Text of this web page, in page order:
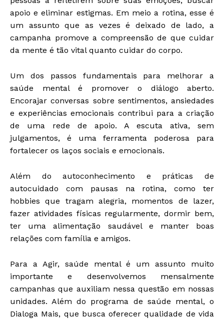
apoio e eliminar estigmas. Em meio a rotina, esse é
um assunto que as vezes é deixado de lado, a
campanha promove a compreensão de que cuidar
da mente é tão vital quanto cuidar do corpo.
Um dos passos fundamentais para melhorar a
saúde mental é promover o diálogo aberto.
Encorajar conversas sobre sentimentos, ansiedades
e experiências emocionais contribui para a criação
de uma rede de apoio. A escuta ativa, sem
julgamentos, é uma ferramenta poderosa para
fortalecer os laços sociais e emocionais.
Além do autoconhecimento e práticas de
autocuidado com pausas na rotina, como ter
hobbies que tragam alegria, momentos de lazer,
fazer atividades físicas regularmente, dormir bem,
ter uma alimentação saudável e manter boas
relações com família e amigos.
Para a Agir, saúde mental é um assunto muito
importante e desenvolvemos mensalmente
campanhas que auxiliam nessa questão em nossas
unidades. Além do programa de saúde mental, o
Dialoga Mais, que busca oferecer qualidade de vida